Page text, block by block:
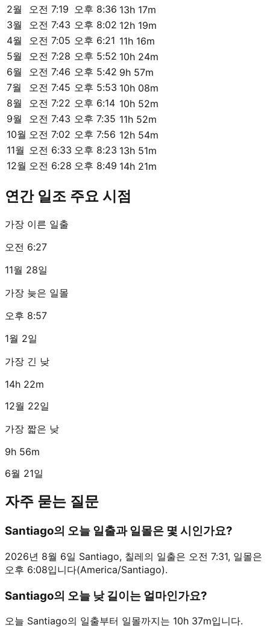
2월 오전 7:19 오후 8:36 13h 17m
3월
오전 7:43 오후 8:02 12h 19m
4월
오전 7:05 오후 6:21 11h 16m
5월
오전 7:28 오후 5:52 10h 24m
6월
오전 7:46 오후 5:42 9h 57m
7월
오전 7:45 오후 5:53 10h 08m
8월
오전 7:22 오후 6:14 10h 52m
9월
오전 7:43 오후 7:35 11h 52m
10월 오전 7:02 오후 7:56 12h 54m
11월 오전 6:33 오후 8:23 13h 51m
12월 오전 6:28 오후 8:49 14h 21m
연간 일조 주요 시점
가장 이른 일출
오전 6:27
11월 28일
가장 늦은 일몰
오후 8:57
1월 2일
가장 긴 낮
14h 22m
12월 22일
가장 짧은 낮
9h 56m
6월 21일
자주 묻는 질문
Santiago의 오늘 일출과 일몰은 몇 시인가요?
2026년 8월 6일 Santiago, 칠레의 일출은 오전 7:31, 일몰은
오후 6:08입니다(America/Santiago).
Santiago의 오늘 낮 길이는 얼마인가요?
오늘 Santiago의 일출부터 일몰까지는 10h 37m입니다.